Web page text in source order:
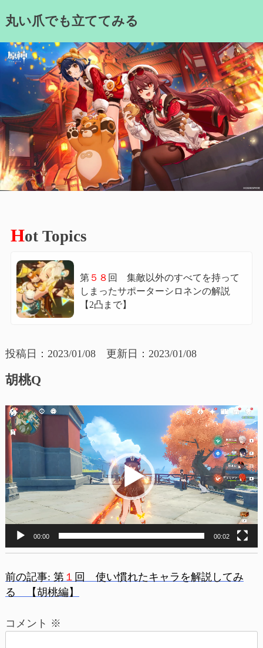
to丸い爪でも立ててみる
Hot Topics
第５８ 回 集敵以外のすべてを持って
しまったサポーターシロネンの解説
【2凸まで】
投稿日：2023/01/08 更新日：2023/01/08
胡桃Q
動
画
プ
レ
ー
ヤ
ー
00:00 00:02
投
前の記事: 第１ 回 使い慣れたキャラを解説してみ
る 【胡桃編】
コメント ※